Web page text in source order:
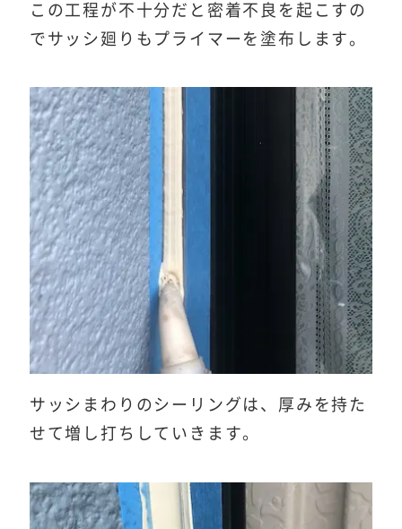
この工程が不十分だと密着不良を起こすの
でサッシ廻りもプライマーを塗布します。
サッシまわりのシーリングは、厚みを持た
せて増し打ちしていきます。